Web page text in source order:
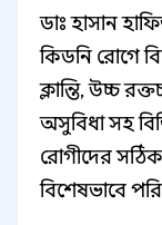
ডাঃ হাসান
কিডনি রোগে
ক্লান্তি, উচ্চ
অসুবিধা সহ
রোগীদের সঠিক
বিশেষভাবে